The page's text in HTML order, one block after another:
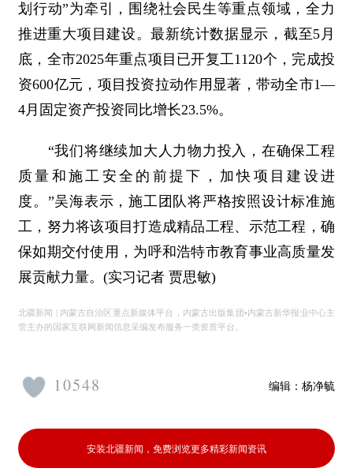
划行动”为牵引，围绕社会民生等重点领域，全力
推进重大项目建设。最新统计数据显示，截至5月
底，全市2025年重点项目已开复工1120个，完成投
资600亿元，项目投资拉动作用显著，带动全市1—
4月固定资产投资同比增长23.5%。
“我们将继续加大人力物力投入，在确保工程
质量和施工安全的前提下，加快项目建设进
度。”吴海表示，施工团队将严格按照设计标准施
工，努力将该项目打造成精品工程、示范工程，确
保如期交付使用，为呼和浩特市教育事业高质量发
展贡献力量。(实习记者 贾思敏)
北疆新闻 | 内蒙古自治区重点新媒体平台，内蒙古出版集团•内蒙古新华报业中心主
管主办的国家互联网新闻信息采编发布服务一类资质平台。
编辑： 杨净毓
10548
安装北疆新闻，免费浏览更多精彩新闻资讯